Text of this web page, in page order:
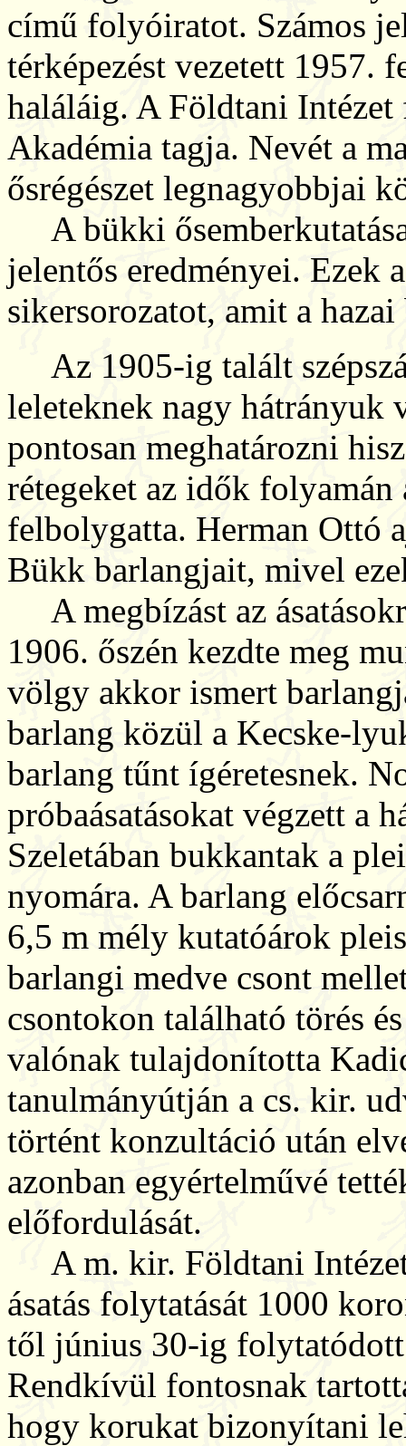
című folyóiratot. Számos
térképezést vezetett 1957.
haláláig. A Földtani Intézet
Akadémia tagja. Nevét a
ősrégészet legnagyobbjai
A bükki
jelentős eredményei. Ezek
sikersorozatot, amit a
Az 1905-ig talált
leleteknek nagy hátrányuk
pontosan meghatározni
rétegeket az idők folyamán
felbolygatta. Herman Ottó
Bükk barlangjait, mivel
A megbízást az
1906. őszén kezdte meg
völgy akkor ismert
barlang közül a Kecske-
barlang tűnt ígéretesnek.
próbaásatásokat végzett a
Szeletában bukkantak a
nyomára. A barlang
6,5 m mély kutatóárok
barlangi medve csont
csontokon található törés
valónak tulajdonította
tanulmányútján a cs. kir.
történt konzultáció után
azonban egyértelművé
előfordulását.
A m. kir. Földtani Intézet
ásatás folytatását 1000
től június 30-ig folytatódott
Rendkívül fontosnak
hogy korukat bizonyítani